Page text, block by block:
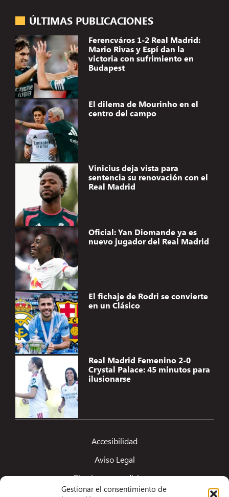
Gestionar el consentimiento de
ÚLTIMAS PUBLICACIONES
Ferencváros 1-2 Real Madrid:
Mario Rivas y Espí dan la
victoria con sufrimiento en
Budapest
El dilema de Mourinho en el
centro del campo
Vinicius deja vista para
sentencia su renovación con el
Real Madrid
Oficial: Yan Diomande ya es
nuevo jugador del Real Madrid
El fichaje de Rodri se convierte
en un Clásico
Real Madrid Femenino 2-0
Crystal Palace: 45 minutos para
ilusionarse
Accesibilidad
Aviso Legal
Términos y condiciones